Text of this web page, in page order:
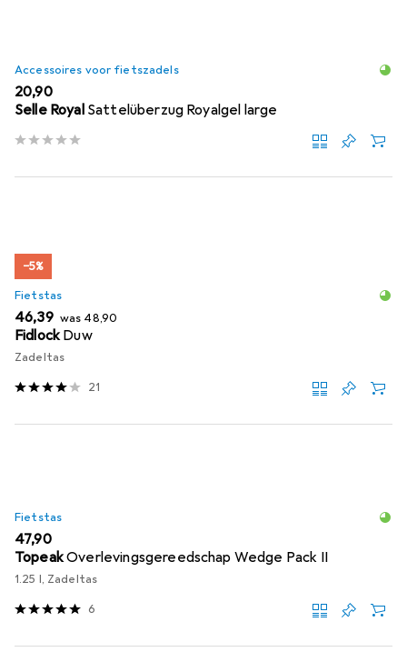
Accessoires voor fietszadels
EUR
20,90
Selle Royal Sattelüberzug Royalgel large
−5%
Fietstas
EUR
46,39 was EUR
48,90
FidlockDuw
Zadeltas
21
Fietstas
EUR
47,90
TopeakOverlevingsgereedschap Wedge Pack II
1.25 l, Zadeltas
6